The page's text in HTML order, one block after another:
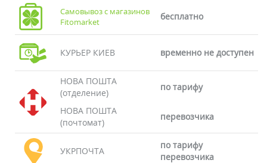
Самовывоз с магазинов
Fitomarket
бесплатно
КУРЬЕР КИЕВ временно не доступен
НОВА ПОШТА
(отделение)
по тарифу
НОВА ПОШТА
(почтомат)
перевозчика
УКРПОЧТА
по тарифу
перевозчика